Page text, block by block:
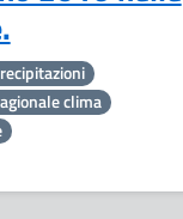
clima